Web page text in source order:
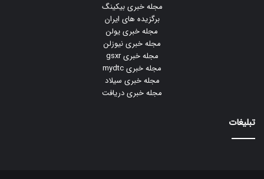
مجله خبری بیکینگ
برگزیده های ایران
مجله خبری یولن
مجله خبری نیوزلن
مجله خبری gsxr
مجله خبری mydtc
مجله خبری سیلاد
مجله خبری دریافت
تبلیغات